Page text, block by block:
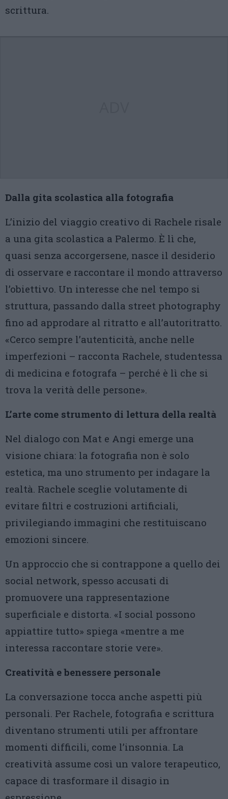
scrittura.
Dalla gita scolastica alla fotografia
L’inizio del viaggio creativo di Rachele risale
a una gita scolastica a Palermo. È lì che,
quasi senza accorgersene, nasce il desiderio
di osservare e raccontare il mondo attraverso
l’obiettivo. Un interesse che nel tempo si
struttura, passando dalla street photography
fino ad approdare al ritratto e all’autoritratto.
«Cerco sempre l’autenticità, anche nelle
imperfezioni – racconta Rachele, studentessa
di medicina e fotografa – perché è lì che si
trova la verità delle persone».
L’arte come strumento di lettura della realtà
Nel dialogo con Mat e Angi emerge una
visione chiara: la fotografia non è solo
estetica, ma uno strumento per indagare la
realtà. Rachele sceglie volutamente di
evitare filtri e costruzioni artificiali,
privilegiando immagini che restituiscano
emozioni sincere.
Un approccio che si contrappone a quello dei
social network, spesso accusati di
promuovere una rappresentazione
superficiale e distorta. «I social possono
appiattire tutto» spiega «mentre a me
interessa raccontare storie vere».
Creatività e benessere personale
La conversazione tocca anche aspetti più
personali. Per Rachele, fotografia e scrittura
diventano strumenti utili per affrontare
momenti difficili, come l’insonnia. La
creatività assume così un valore terapeutico,
capace di trasformare il disagio in